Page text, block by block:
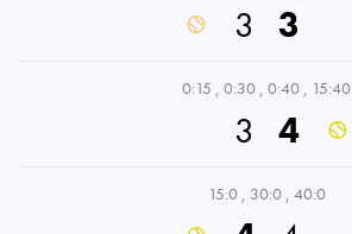
3 3
0:15 , 0:30 , 0:40 , 15:40
3 4
15:0 , 30:0 , 40:0